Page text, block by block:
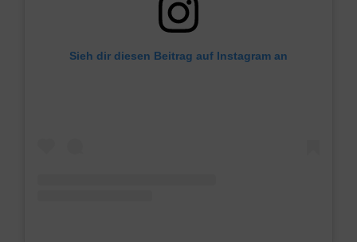
Sieh dir diesen Beitrag auf Instagram an